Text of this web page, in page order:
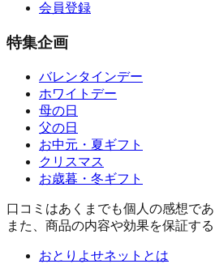
会員登録
特集企画
バレンタインデー
ホワイトデー
母の日
父の日
お中元・夏ギフト
クリスマス
お歳暮・冬ギフト
口コミはあくまでも個人の感想で
また、商品の内容や効果を保証す
おとりよせネットとは